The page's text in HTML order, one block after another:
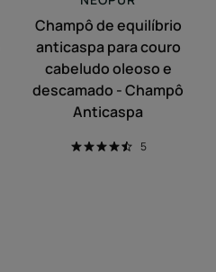
descamado
-
Champô
Anticaspa
Champô de equilíbrio
anticaspa para couro
cabeludo oleoso e
descamado - Champô
Anticaspa
5